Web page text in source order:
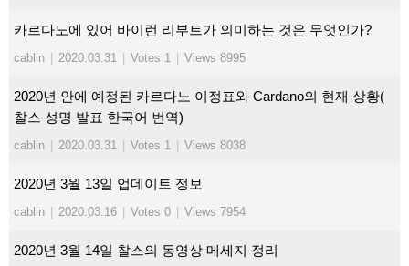
카르다노에 있어 바이런 리부트가 의미하는 것은 무엇인가?
cablin 2020.03.31 Votes 1 Views 8995
2020년 안에 예정된 카르다노 이정표와 Cardano의 현재 상황(
찰스 성명 발표 한국어 번역)
cablin 2020.03.31 Votes 1 Views 8038
2020년 3월 13일 업데이트 정보
cablin 2020.03.16 Votes 0 Views 7954
2020년 3월 14일 찰스의 동영상 메세지 정리